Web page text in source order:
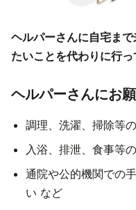
ヘルパーさんに自宅ま
たいことを代わりに行
ヘルパーさんにお
調理、洗濯、掃除等
入浴、排泄、食事等
通院や公的機関での
い など